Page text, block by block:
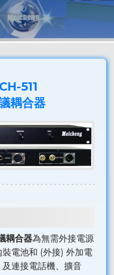
511
耦合器
耦合器為無需外接電源
電池和 (外接) 外加電
連接電話機、擴音